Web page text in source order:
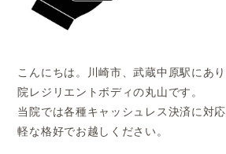
こんにちは。川崎市、武蔵中原駅にあ
院レジリエントボディの丸山です。
当院では各種キャッシュレス決済に対
軽な格好でお越しください。